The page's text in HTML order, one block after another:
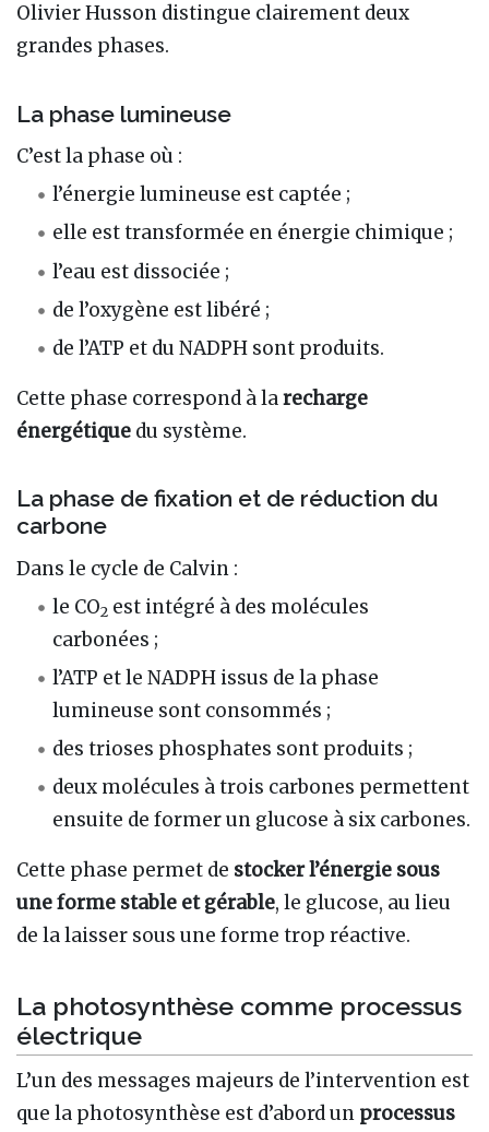
Olivier Husson distingue clairement deux
grandes phases.
La phase lumineuse
C’est la phase où :
l’énergie lumineuse est captée ;
elle est transformée en énergie chimique ;
l’eau est dissociée ;
de l’oxygène est libéré ;
de l’ATP et du NADPH sont produits.
Cette phase correspond à larecharge
énergétique du système.
La phase de fixation et de réduction du
carbone
Dans le cycle de Calvin :
le CO2 est intégré à des molécules
carbonées ;
l’ATP et le NADPH issus de la phase
lumineuse sont consommés ;
des trioses phosphates sont produits ;
deux molécules à trois carbones permettent
ensuite de former un glucose à six carbones.
Cette phase permet de stocker l’énergie sous
une forme stable et gérable, le glucose, au lieu
de la laisser sous une forme trop réactive.
La photosynthèse comme processus
électrique
L’un des messages majeurs de l’intervention est
que la photosynthèse est d’abord un processus